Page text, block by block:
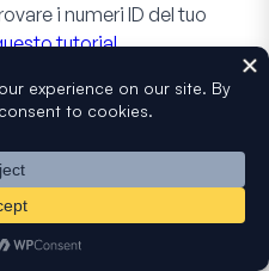
i numeri ID del tuo
tutorial.
Il primo consentirà la
of only the past 30
developers/